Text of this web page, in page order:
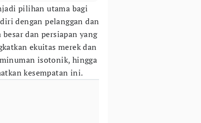
pilihan utama bagi
dengan pelanggan dan
dan persiapan yang
ekuitas merek dan
isotonik, hingga
kesempatan ini.